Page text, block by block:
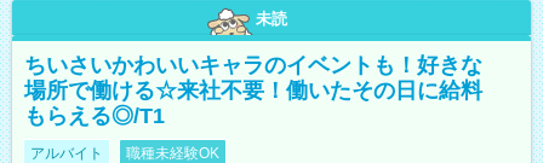
未読
ちいさいかわいいキャラのイベントも！好きな
場所で働ける☆来社不要！働いたその日に給料
もらえる◎/T1
アルバイト 職種未経験OK